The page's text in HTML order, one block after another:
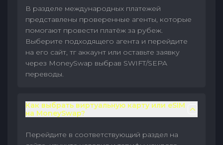
В разделе международных платежей
представлены проверенные агенты, которые
помогают провести платёж за рубеж.
Выберите подходящего агента и перейдите
на его сайт, тг аккаунт или оставьте заявку
через MoneySwap выбрав SWIFT/SEPA
переводы.
Как выбрать виртуальную карту или eSIM
на MoneySwap?
Перейдите в соответствующий раздел на